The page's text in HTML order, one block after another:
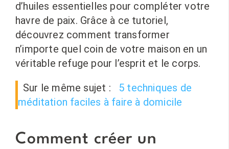
d’huiles essentielles pour compléter votre
havre de paix. Grâce à ce tutoriel,
découvrez comment transformer
n’importe quel coin de votre maison en un
véritable refuge pour l’esprit et le corps.
Sur le même sujet :
5 techniques de
méditation faciles à faire à domicile
Comment créer un